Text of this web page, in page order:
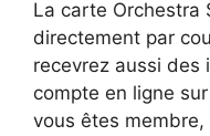
La carte Orchestra
directement par
recevrez aussi des
compte en ligne sur
vous êtes